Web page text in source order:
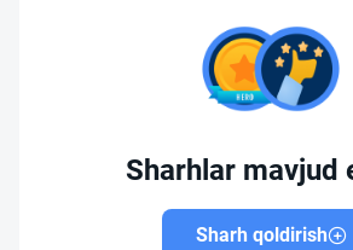
Sharhlar mavjud
Sharh qoldirish